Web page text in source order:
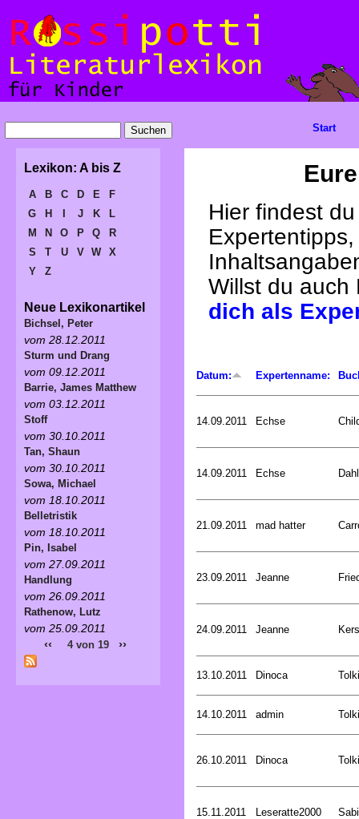
Hier findest
Willst du
dich als
Datum: Expertenname:
14.09.2011 Echse
14.09.2011 Echse
21.09.2011 mad hatter
23.09.2011 Jeanne
24.09.2011 Jeanne
13.10.2011 Dinoca
14.10.2011 admin
26.10.2011 Dinoca
15.11.2011 Leseratte2000
Start
Lexikon: A bis Z
A B C D E
F
G
H J K
L
M
N O P Q
R
S
T U V W
X
Y
Z
Neue Lexikonartikel
Bichsel, Peter
vom 28.12.2011
Sturm und Drang
vom 09.12.2011
Barrie, James Matthew
vom 03.12.2011
Stoff
vom 30.10.2011
Tan, Shaun
vom 30.10.2011
Sowa, Michael
vom 18.10.2011
Belletristik
vom 18.10.2011
Pin, Isabel
vom 27.09.2011
Handlung
vom 26.09.2011
Rathenow, Lutz
vom 25.09.2011
‹‹ 4 von 19 ››